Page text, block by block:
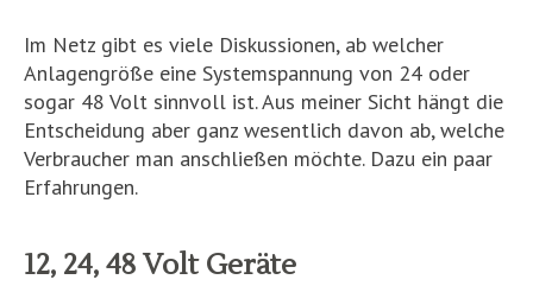
Im Netz gibt es viele Diskussionen, ab welcher
Anlagengröße eine Systemspannung von 24 oder
sogar 48 Volt sinnvoll ist. Aus meiner Sicht hängt die
Entscheidung aber ganz wesentlich davon ab, welche
Verbraucher man anschließen möchte. Dazu ein paar
Erfahrungen.
12, 24, 48 Volt Geräte